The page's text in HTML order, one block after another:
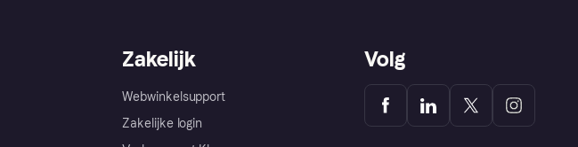
Zakelijk
Webwinkelsupport
Zakelijke login
Volg